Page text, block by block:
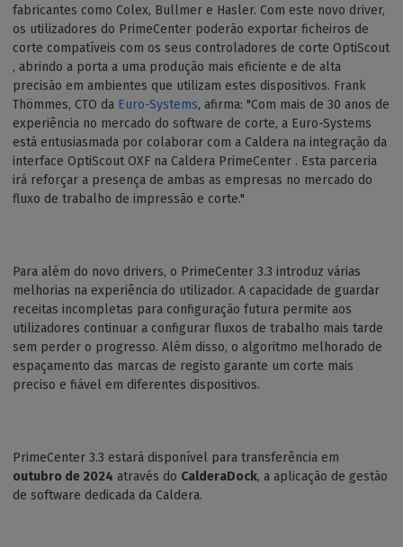
fabricantes como Colex, Bullmer e Hasler. Com este novo driver,
os utilizadores do PrimeCenter poderão exportar ficheiros de
corte compatíveis com os seus controladores de corte OptiScout
, abrindo a porta a uma produção mais eficiente e de alta
precisão em ambientes que utilizam estes dispositivos. Frank
Thömmes, CTO da Euro-Systems, afirma: "Com mais de 30 anos de
experiência no mercado do software de corte, a Euro-Systems
está entusiasmada por colaborar com a Caldera na integração da
interface OptiScout OXF na Caldera PrimeCenter . Esta parceria
irá reforçar a presença de ambas as empresas no mercado do
fluxo de trabalho de impressão e corte."
Para além do novo drivers, o PrimeCenter 3.3 introduz várias
melhorias na experiência do utilizador. A capacidade de guardar
receitas incompletas para configuração futura permite aos
utilizadores continuar a configurar fluxos de trabalho mais tarde
sem perder o progresso. Além disso, o algoritmo melhorado de
espaçamento das marcas de registo garante um corte mais
preciso e fiável em diferentes dispositivos.
PrimeCenter 3.3 estará disponível para transferência em
outubro de 2024 através do CalderaDock, a aplicação de gestão
de software dedicada da Caldera.